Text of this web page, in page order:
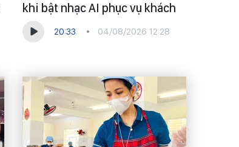
khi bật nhạc AI phục vụ khách
20:33 04/08/2026 12:28